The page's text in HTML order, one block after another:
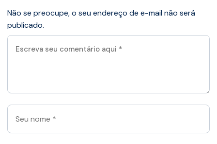
Não se preocupe, o seu endereço de e-mail não será
publicado.
Escreva
seu
Seu
nome
*